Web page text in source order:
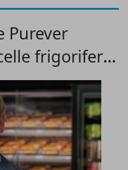
efficienza un
a Stesi, azienda veneta
di supply chain
di gestione e agevolare
Purever
frigorifere